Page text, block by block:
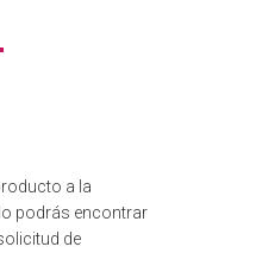
a la
podrás encontrar
de